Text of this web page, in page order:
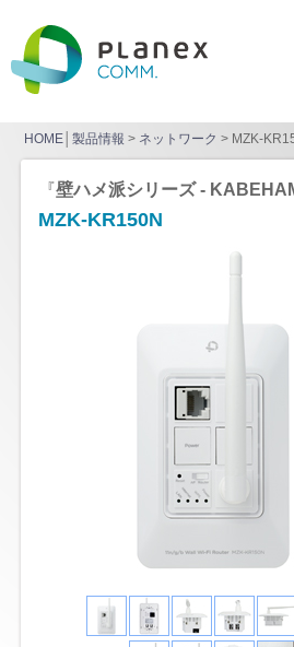
HOME 製品情報 > ネットワーク > MZK-
『壁ハメ派シリーズ -
MZK-KR150N